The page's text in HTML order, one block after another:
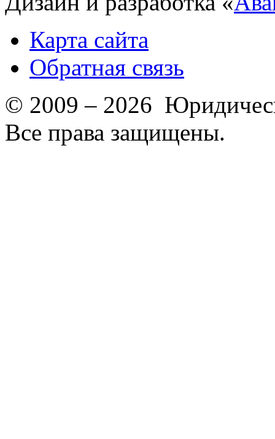
Карта сайта
Обратная связь
© 2009 – 2026
Все права защищены.